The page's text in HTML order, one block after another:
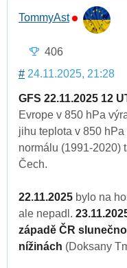
TommyAst
406
# 24.11.2025, 21:28
GFS 22.11.2025 12
Evrope v 850 hPa
jihu teplota v 850
normálu (1991-2020)
Čech.
22.11.2025 bylo na
ale nepadl.
západě ČR
nížinách (Doksany